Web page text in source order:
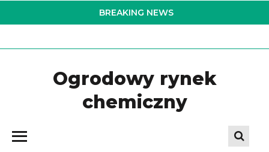
to
BREAKING NEWS
Ogrodowy rynek
chemiczny